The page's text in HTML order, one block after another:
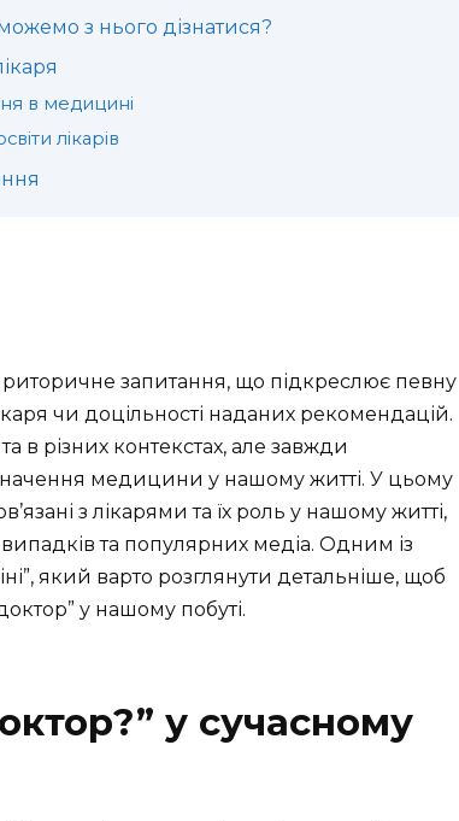
з нього дізнатися?
в медицині
лікарів
риторичне запитання, що підкреслює певну
чи доцільності наданих рекомендацій.
в різних контекстах, але завжди
медицини у нашому житті. У цьому
з лікарями та їх роль у нашому житті,
та популярних медіа. Одним із
який варто розглянути детальніше, щоб
у нашому побуті.
у сучасному